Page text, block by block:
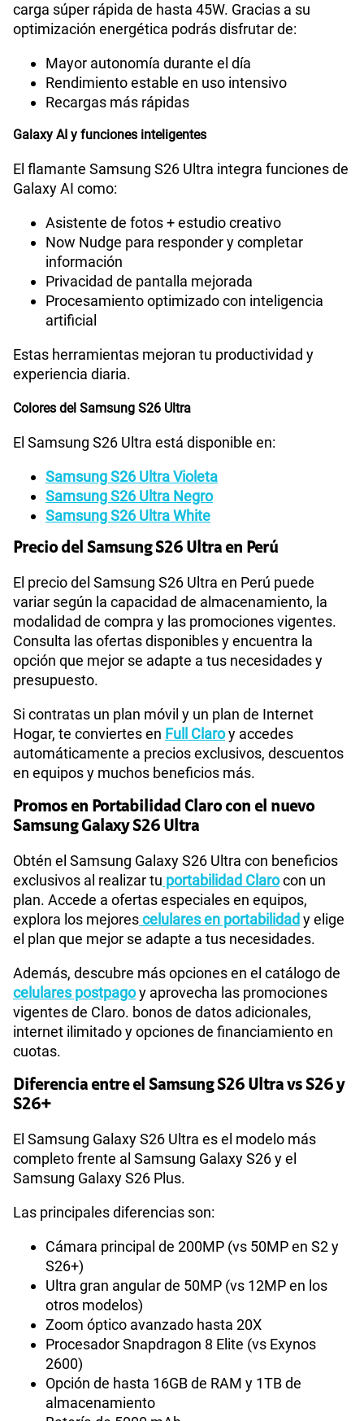
carga súper rápida de hasta 45W. Gracias a su
optimización energética podrás disfrutar de:
Mayor autonomía durante el día
Rendimiento estable en uso intensivo
Recargas más rápidas
Galaxy AI y funciones inteligentes
El flamante Samsung S26 Ultra integra funciones de
Galaxy AI como:
Asistente de fotos + estudio creativo
Now Nudge para responder y completar
información
Privacidad de pantalla mejorada
Procesamiento optimizado con inteligencia
artificial
Estas herramientas mejoran tu productividad y
experiencia diaria.
Colores del Samsung S26 Ultra
El Samsung S26 Ultra está disponible en:
Samsung S26 Ultra Violeta
Samsung S26 Ultra Negro
Samsung S26 Ultra White
Precio del Samsung S26 Ultra en Perú
El precio del Samsung S26 Ultra en Perú puede
variar según la capacidad de almacenamiento, la
modalidad de compra y las promociones vigentes.
Consulta las ofertas disponibles y encuentra la
opción que mejor se adapte a tus necesidades y
presupuesto.
Si contratas un plan móvil y un plan de Internet
Hogar, te conviertes en Full Claroy accedes
automáticamente a precios exclusivos, descuentos
en equipos y muchos beneficios más.
Promos en Portabilidad Claro con el nuevo
Samsung Galaxy S26 Ultra
Obtén el Samsung Galaxy S26 Ultra con beneficios
exclusivos al realizar tu portabilidad Clarocon un
plan. Accede a ofertas especiales en equipos,
explora los mejorescelulares en portabilidad y elige
el plan que mejor se adapte a tus necesidades.
Además, descubre más opciones en el catálogo de
celulares postpagoy aprovecha las promociones
vigentes de Claro. bonos de datos adicionales,
internet ilimitado y opciones de financiamiento en
cuotas.
Diferencia entre el Samsung S26 Ultra vs S26 y
S26+
El Samsung Galaxy S26 Ultra es el modelo más
completo frente al Samsung Galaxy S26 y el
Samsung Galaxy S26 Plus.
Las principales diferencias son:
Cámara principal de 200MP (vs 50MP en S2 y
S26+)
Ultra gran angular de 50MP (vs 12MP en los
otros modelos)
Zoom óptico avanzado hasta 20X
Procesador Snapdragon 8 Elite (vs Exynos
2600)
Opción de hasta 16GB de RAM y 1TB de
almacenamiento